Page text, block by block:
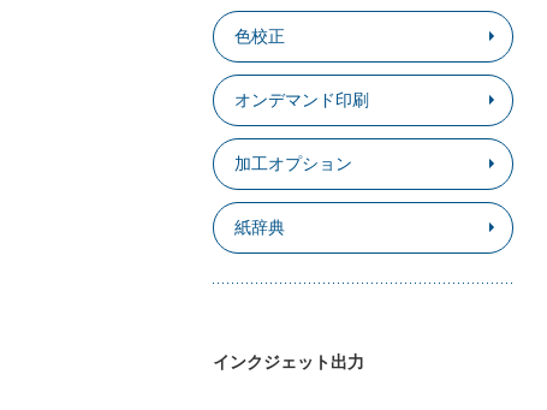
色校正
オンデマンド印刷
加工オプション
紙辞典
インクジェット出力